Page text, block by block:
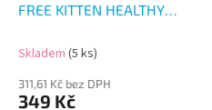
FREE KITTEN HEALTHY
DEVELOPMENT 2kg
Skladem (5 ks)
311,61 Kč bez DPH
349 Kč